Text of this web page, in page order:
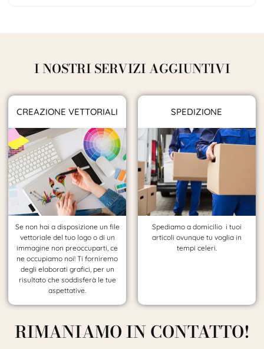
I NOSTRI SERVIZI AGGIUNTIVI
CREAZIONE VETTORIALI
Se non hai a disposizione un file
vettoriale del tuo logo o di un
immagine non preoccuparti, ce
ne occupiamo noi! Ti forniremo
degli elaborati grafici, per un
risultato che soddisferà le tue
aspettative.
SPEDIZIONE
Spediamo a domicilio i tuoi
articoli ovunque tu voglia in
tempi celeri.
RIMANIAMO IN CONTATTO!